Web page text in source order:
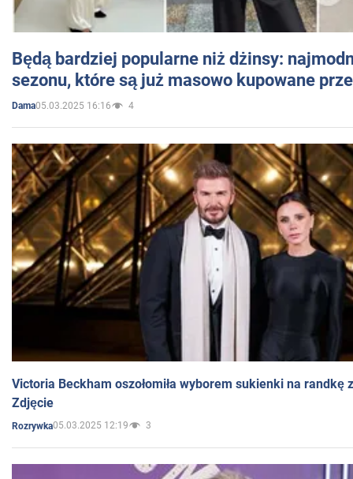
Będą bardziej popularne niż dżinsy:
sezonu, które są już masowo kupowane
Dama05.03.2025 16:16 4
Victoria Beckham oszołomiła wyborem sukienki na randkę
Zdjęcie
Rozrywka05.03.2025 12:19 3